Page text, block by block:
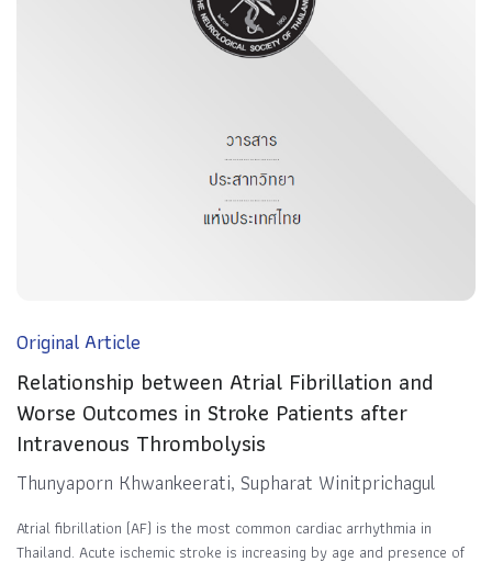
Original Article
Relationship between Atrial Fibrillation and
Worse Outcomes in Stroke Patients after
Intravenous Thrombolysis
Thunyaporn Khwankeerati, Supharat Winitprichagul
Atrial fibrillation (AF) is the most common cardiac arrhythmia in
Thailand. Acute ischemic stroke is increasing by age and presence of